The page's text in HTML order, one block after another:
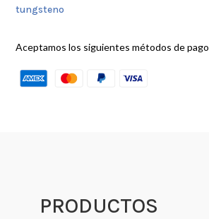
tungsteno
Aceptamos los siguientes métodos de pago
PRODUCTOS